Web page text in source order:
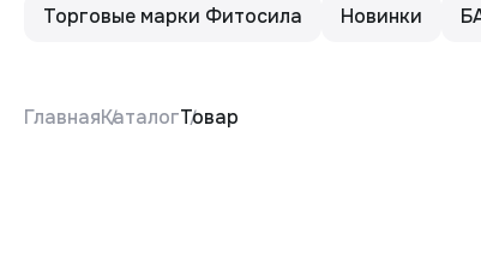
Торговые марки Фитосила Новинки
ГлавнаяКаталогТовар